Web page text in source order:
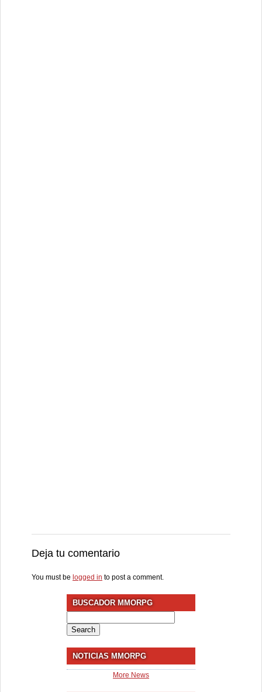
Deja tu comentario
You must be logged in to post a comment.
BUSCADOR MMORPG
for:
NOTICIAS MMORPG
More News